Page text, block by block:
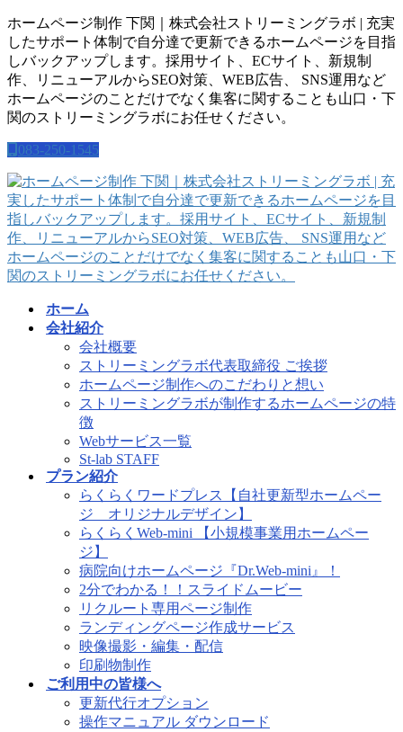
コ
ン
テ
ン
ツ
に
動
ナ
ビ
ゲ
ー
シ
ョ
に
移
動
ホームページ制作 下関｜株式会社ストリーミングラボ | 充実
したサポート体制で自分達で更新できるホームページを目指
しバックアップします。採用サイト、ECサイト、新規制
作、リニューアルからSEO対策、WEB広告、 SNS運用など
ホームページのことだけでなく集客に関することも山口・下
関のストリーミングラボにお任せください。
083-250-1545
ホーム
会社紹介
会社概要
ストリーミングラボ代表取締役 ご挨拶
ホームページ制作へのこだわりと想い
ストリーミングラボが制作するホームページの特
徴
Webサービス一覧
St-lab STAFF
プラン紹介
らくらくワードプレス【自社更新型ホームペー
ジ オリジナルデザイン】
らくらくWeb-mini 【小規模事業用ホームペー
ジ】
病院向けホームページ『Dr.Web-mini』！
2分でわかる！！スライドムービー
リクルート専用ページ制作
ランディングページ作成サービス
映像撮影・編集・配信
印刷物制作
ご利用中の皆様へ
更新代行オプション
操作マニュアル ダウンロード